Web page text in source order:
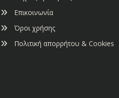
Επικοινωνία
Όροι χρήσης
Πολιτική απορρήτου & Cookies